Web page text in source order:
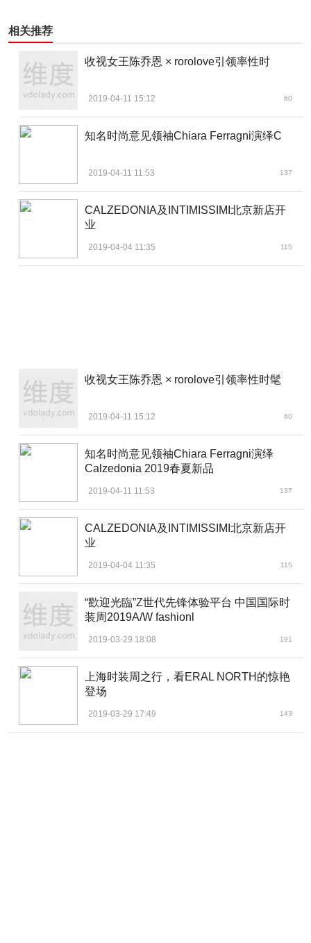
相关推荐
收视女王陈乔恩 × rorolove引领率性时
2019-04-11 15:12 60
知名时尚意见领袖Chiara Ferragni演绎C
2019-04-11 11:53 137
CALZEDONIA及INTIMISSIMI北京新店开
业
2019-04-04 11:35 115
收视女王陈乔恩 × rorolove引领率性时髦
2019-04-11 15:12 60
知名时尚意见领袖Chiara Ferragni演绎
Calzedonia 2019春夏新品
2019-04-11 11:53 137
CALZEDONIA及INTIMISSIMI北京新店开
业
2019-04-04 11:35 115
“歡迎光臨”Z世代先锋体验平台 中国国际时
装周2019A/W fashionl
2019-03-29 18:08 191
上海时装周之行，看ERAL NORTH的惊艳
登场
2019-03-29 17:49 143